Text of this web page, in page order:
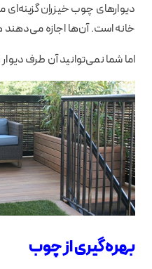
دیوارهای چوب خیزران
خانه است. آن‌ها اجازه می‌دهند
اما شما نمی‌توانید آن طرف دیوار
بهره‌گیری از چوب